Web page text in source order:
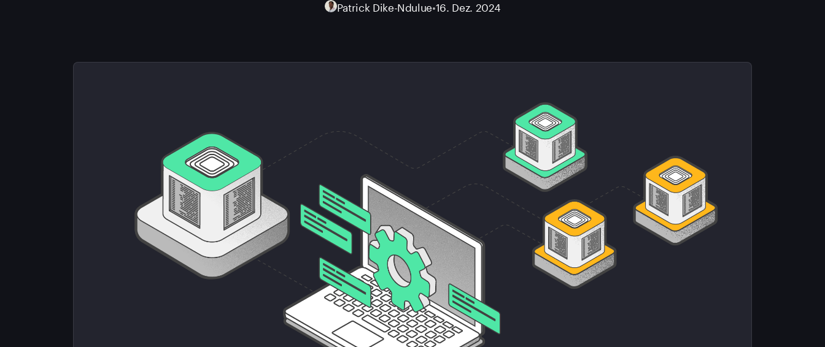
Patrick Dike-Ndulue•16. Dez. 2024